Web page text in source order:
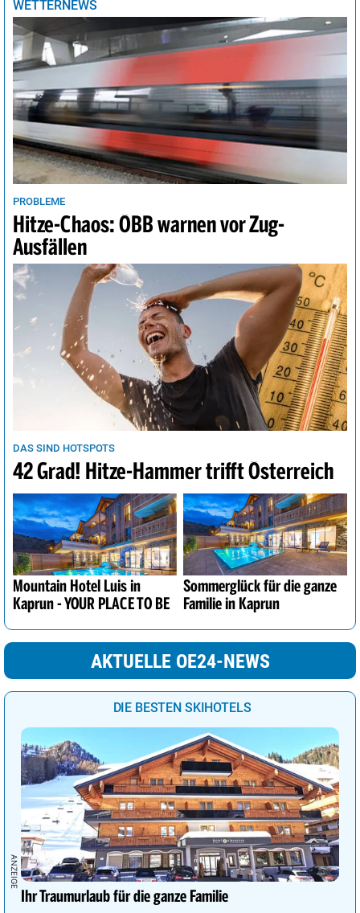
Tunis 22° sonnig 2%
Vancouver 14° sonnig 4%
Wellington 16° heiter 24%
Wien 31° sonnig 0%
WETTERNEWS
PROBLEME
Hitze-Chaos: ÖBB warnen vor Zug-
Ausfällen
DAS SIND HOTSPOTS
42 Grad! Hitze-Hammer trifft Österreich
Mountain Hotel Luis in
Kaprun - YOUR PLACE TO BE
Sommerglück für die ganze
Familie in Kaprun
AKTUELLE OE24-NEWS
DIE BESTEN SKIHOTELS
Ihr Traumurlaub für die ganze Familie